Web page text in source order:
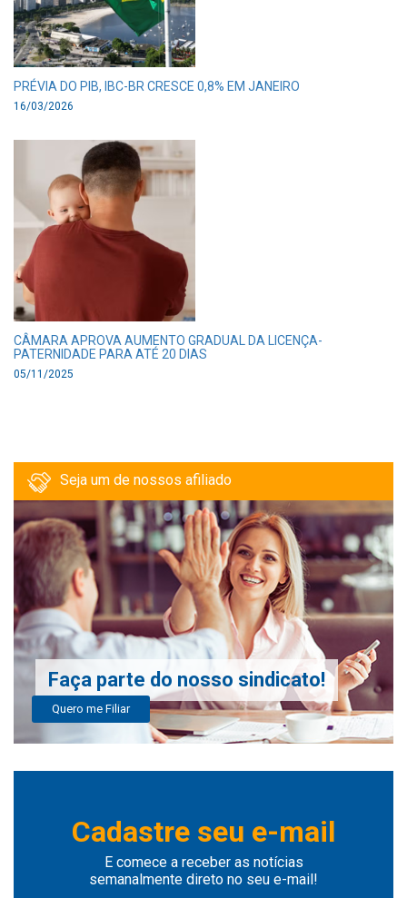
PRÉVIA DO PIB, IBC-BR CRESCE 0,8% EM JANEIRO
16/03/2026
CÂMARA APROVA AUMENTO GRADUAL DA LICENÇA-
PATERNIDADE PARA ATÉ 20 DIAS
05/11/2025
Seja um de nossos afiliado
Faça parte do nosso sindicato!
Quero me Filiar
Cadastre seu e-mail
E comece a receber as notícias
semanalmente direto no seu e-mail!